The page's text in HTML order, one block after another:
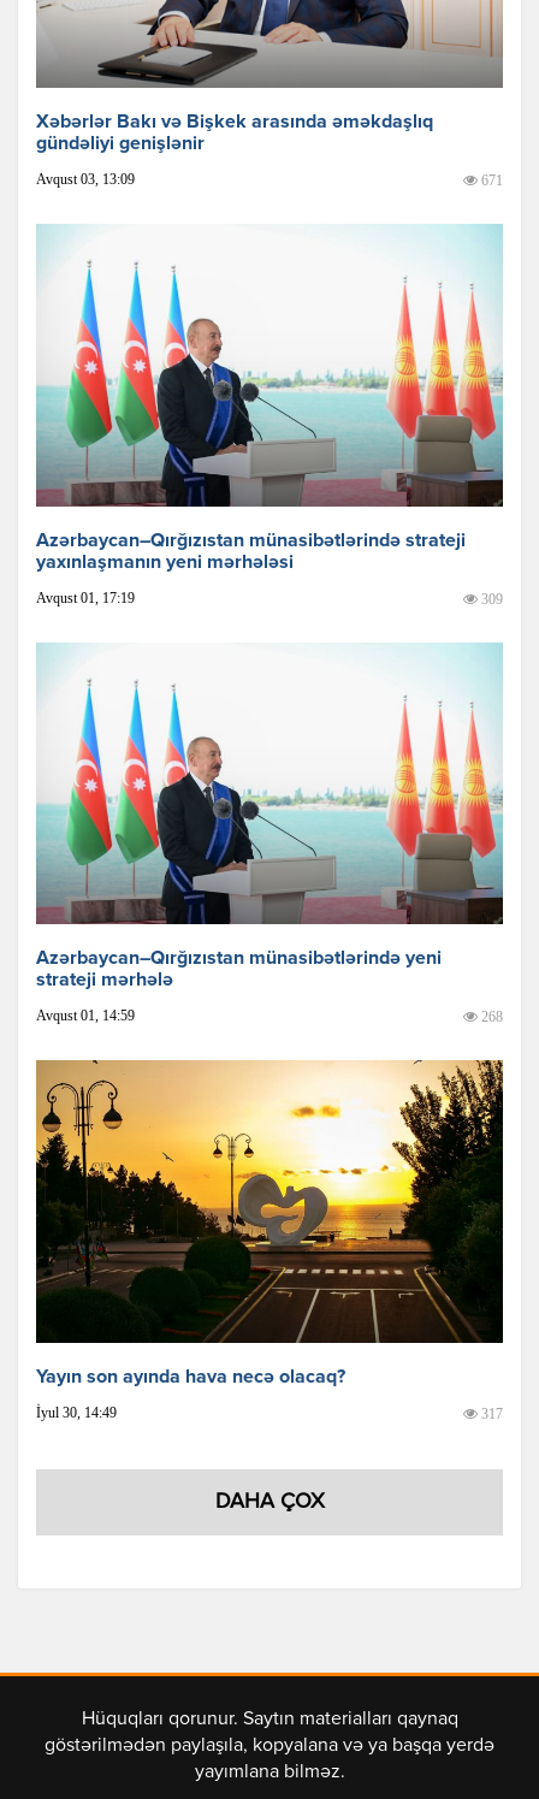
Xəbərlər Bakı və Bişkek arasında əməkdaşlıq
gündəliyi genişlənir
Avqust 03, 13:09 671
Azərbaycan–Qırğızıstan münasibətlərində strateji
yaxınlaşmanın yeni mərhələsi
Avqust 01, 17:19 309
Azərbaycan–Qırğızıstan münasibətlərində yeni
strateji mərhələ
Avqust 01, 14:59 268
Yayın son ayında hava necə olacaq?
İyul 30, 14:49 317
DAHA ÇOX
Hüquqları qorunur. Saytın materialları qaynaq
göstərilmədən paylaşıla, kopyalana və ya başqa yerdə
yayımlana bilməz.